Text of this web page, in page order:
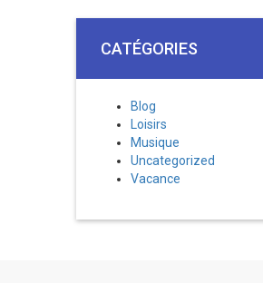
CATÉGORIES
Blog
Loisirs
Musique
Uncategorized
Vacance